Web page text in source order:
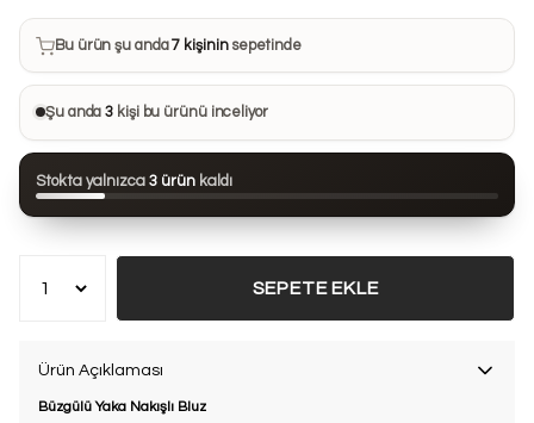
Bu ürün şu anda7 kişininsepetinde
Bu ürünü 10 kişi favorilerine ekledi
Bu ürün son 24 saatte47 kezgörüntülendi
Şu anda3 kişi bu ürünü inceliyor
Stokta yalnızca 3 ürün kaldı
SEPETE EKLE
Ürün Açıklaması
Büzgülü Yaka Nakışlı Bluz